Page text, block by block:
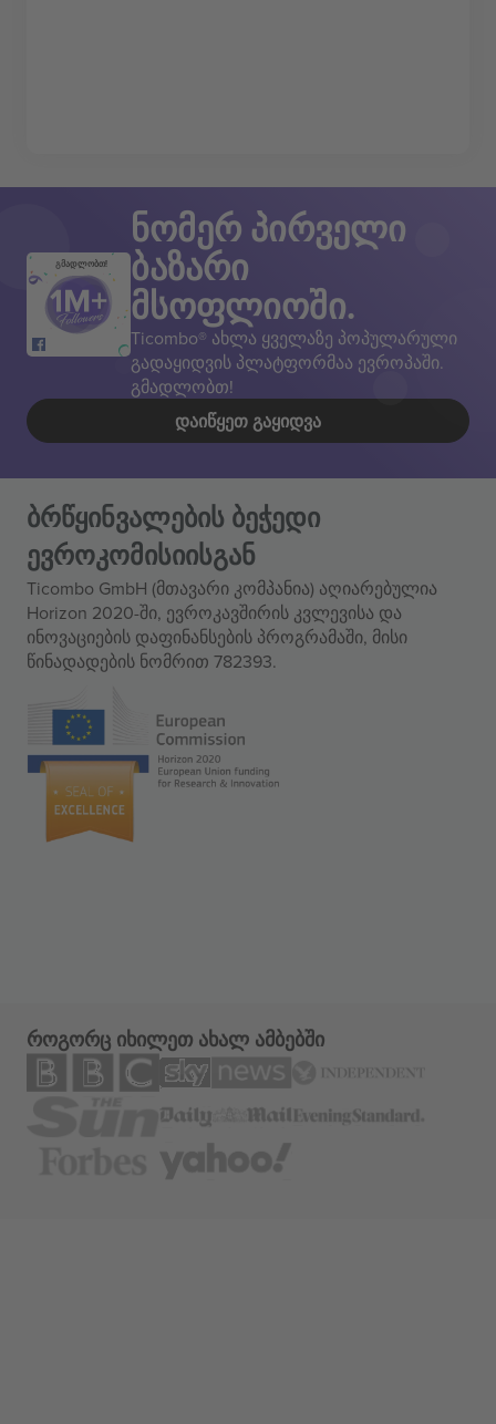
გმადლობთ!
ნომერ პირველი
ბაზარი
მსოფლიოში.
Ticombo® ახლა ყველაზე პოპულარული
გადაყიდვის პლატფორმაა ევროპაში.
გმადლობთ!
ᲓᲐᲘᲬᲧᲔᲗ ᲒᲐᲧᲘᲓᲕᲐ
ბრწყინვალების ბეჭედი
ევროკომისიისგან
Ticombo GmbH (მთავარი კომპანია) აღიარებულია
Horizon 2020-ში, ევროკავშირის კვლევისა და
ინოვაციების დაფინანსების პროგრამაში, მისი
წინადადების ნომრით 782393.
როგორც იხილეთ ახალ ამბებში